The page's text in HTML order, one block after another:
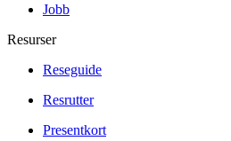
Jobb
Resurser
Reseguide
Resrutter
Presentkort